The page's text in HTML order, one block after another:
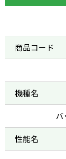
商品コード
機種名
バ
性能名